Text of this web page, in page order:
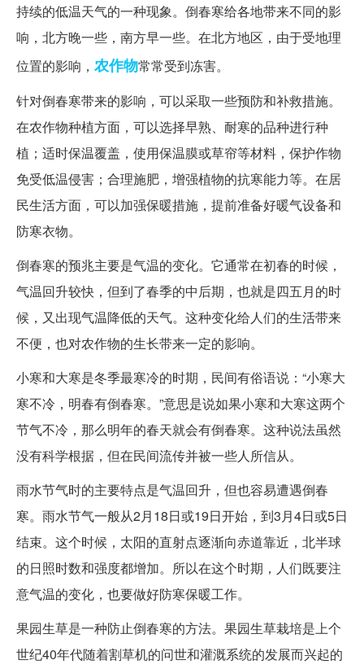
持续的低温天气的一种现象。倒春寒给各地带来不同的影
响，北方晚一些，南方早一些。在北方地区，由于受地理
位置的影响， 农作物常常受到冻害。
针对倒春寒带来的影响，可以采取一些预防和补救措施。
在农作物种植方面，可以选择早熟、耐寒的品种进行种
植；适时保温覆盖，使用保温膜或草帘等材料，保护作物
免受低温侵害；合理施肥，增强植物的抗寒能力等。在居
民生活方面，可以加强保暖措施，提前准备好暖气设备和
防寒衣物。
倒春寒的预兆主要是气温的变化。它通常在初春的时候，
气温回升较快，但到了春季的中后期，也就是四五月的时
候，又出现气温降低的天气。这种变化给人们的生活带来
不便，也对农作物的生长带来一定的影响。
小寒和大寒是冬季最寒冷的时期，民间有俗语说：“小寒大
寒不冷，明春有倒春寒。”意思是说如果小寒和大寒这两个
节气不冷，那么明年的春天就会有倒春寒。这种说法虽然
没有科学根据，但在民间流传并被一些人所信从。
雨水节气时的主要特点是气温回升，但也容易遭遇倒春
寒。雨水节气一般从2月18日或19日开始，到3月4日或5日
结束。这个时候，太阳的直射点逐渐向赤道靠近，北半球
的日照时数和强度都增加。所以在这个时期，人们既要注
意气温的变化，也要做好防寒保暖工作。
果园生草是一种防止倒春寒的方法。果园生草栽培是上个
世纪40年代随着割草机的问世和灌溉系统的发展而兴起的